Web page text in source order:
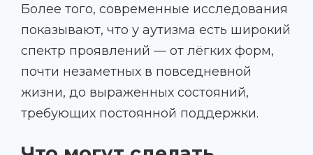
Более того, современные исследования
показывают, что у аутизма есть широкий
спектр проявлений — от лёгких форм,
почти незаметных в повседневной
жизни, до выраженных состояний,
требующих постоянной поддержки.